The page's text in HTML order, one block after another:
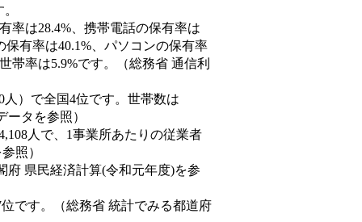
率は28.4%、携帯電話の保有率は
有率は40.1%、パソコンの保有率
帯率は5.9%です。（総務省 通信利
人）で全国4位です。世帯数は
タを参照）
人で、1事業所あたりの従業者
照）
府 県民経済計算(令和元年度)を参
です。（総務省 統計でみる都道府